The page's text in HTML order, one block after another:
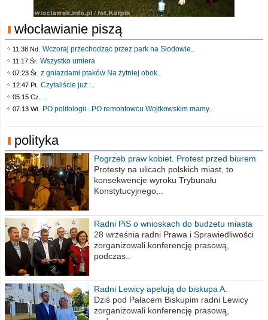
włocławianie piszą
11:38 Nd. Wczoraj przechodząc przez park na Słodowie..
11:17 Śr. Wszystko umiera
07:23 Śr. z gniazdami ptaków Na żytniej obok..
12:47 Pt. Czytaliście już :..
05:15 Cz. ..
07:13 Wt. PO politologii . PO remontowcu Wojtkowskim mamy..
polityka
Pogrzeb praw kobiet. Protest przed biurem
poselskim PiS
Protesty na ulicach polskich miast, to
konsekwencje wyroku Trybunału
Konstytucyjnego,..
Radni PiS o wnioskach do budżetu miasta
na 2021 rok
28 września radni Prawa i Sprawiedliwości
zorganizowali konferencję prasową,
podczas..
Radni Lewicy apelują do biskupa A.
Wiesława Meringa
Dziś pod Pałacem Biskupim radni Lewicy
zorganizowali konferencję prasową,